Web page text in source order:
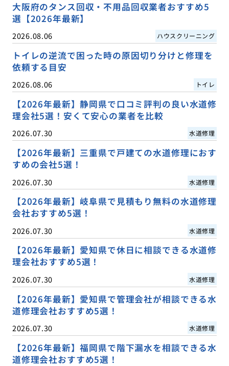
大阪府のタンス回収・不用品回収業者おすすめ5
選【2026年最新】
2026.08.06 ハウスクリーニング
トイレの逆流で困った時の原因切り分けと修理を
依頼する目安
2026.08.06 トイレ
【2026年最新】静岡県で口コミ評判の良い水道修
理会社5選！安くて安心の業者を比較
2026.07.30 水道修理
【2026年最新】三重県で戸建ての水道修理におす
すめの会社5選！
2026.07.30 水道修理
【2026年最新】岐阜県で見積もり無料の水道修理
会社おすすめ5選！
2026.07.30 水道修理
【2026年最新】愛知県で休日に相談できる水道修
理会社おすすめ5選！
2026.07.30 水道修理
【2026年最新】愛知県で管理会社が相談できる水
道修理会社おすすめ5選！
2026.07.30 水道修理
【2026年最新】福岡県で階下漏水を相談できる水
道修理会社おすすめ5選！